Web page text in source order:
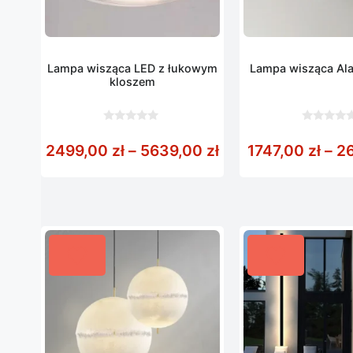
Lampa wisząca LED z łukowym
kloszem
5
2499,00 zł – 5639,00 złZakres cen: od
Lampa wisząca
5
1747,00 zł –